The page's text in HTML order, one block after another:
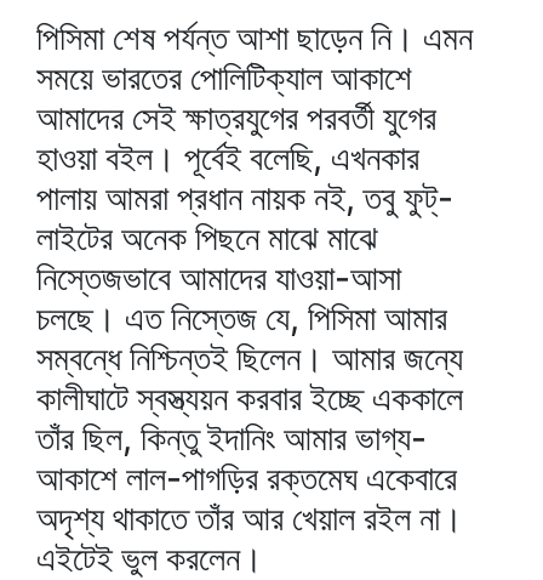
পিসিমা শেষ পর্যন্ত আশা ছাড়েন নি। এমন
সময়ে ভারতের পোলিটিক্যাল আকাশে
আমাদের সেই ক্ষাত্রযুগের পরবর্তী যুগের
হাওয়া বইল। পূর্বেই বলেছি, এখনকার
পালায় আমরা প্রধান নায়ক নই, তবু ফুট্‌-
লাইটের অনেক পিছনে মাঝে মাঝে
নিস্তেজভাবে আমাদের যাওয়া-আসা
চলছে। এত নিস্তেজ যে, পিসিমা আমার
সম্বন্ধে নিশ্চিন্তই ছিলেন। আমার জন্যে
কালীঘাটে স্বস্ত্যয়ন করবার ইচ্ছে এককালে
তাঁর ছিল, কিন্তু ইদানিং আমার ভাগ্য-
আকাশে লাল-পাগড়ির রক্তমেঘ একেবারে
অদৃশ্য থাকাতে তাঁর আর খেয়াল রইল না।
এইটেই ভুল করলেন।